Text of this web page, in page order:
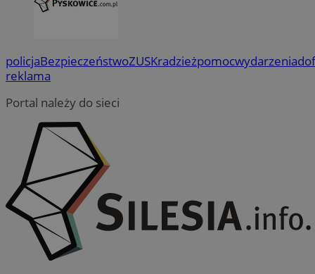
policjaBezpieczeństwoZUSKradzieżpomocwydarzenia
reklama
Portal należy do sieci